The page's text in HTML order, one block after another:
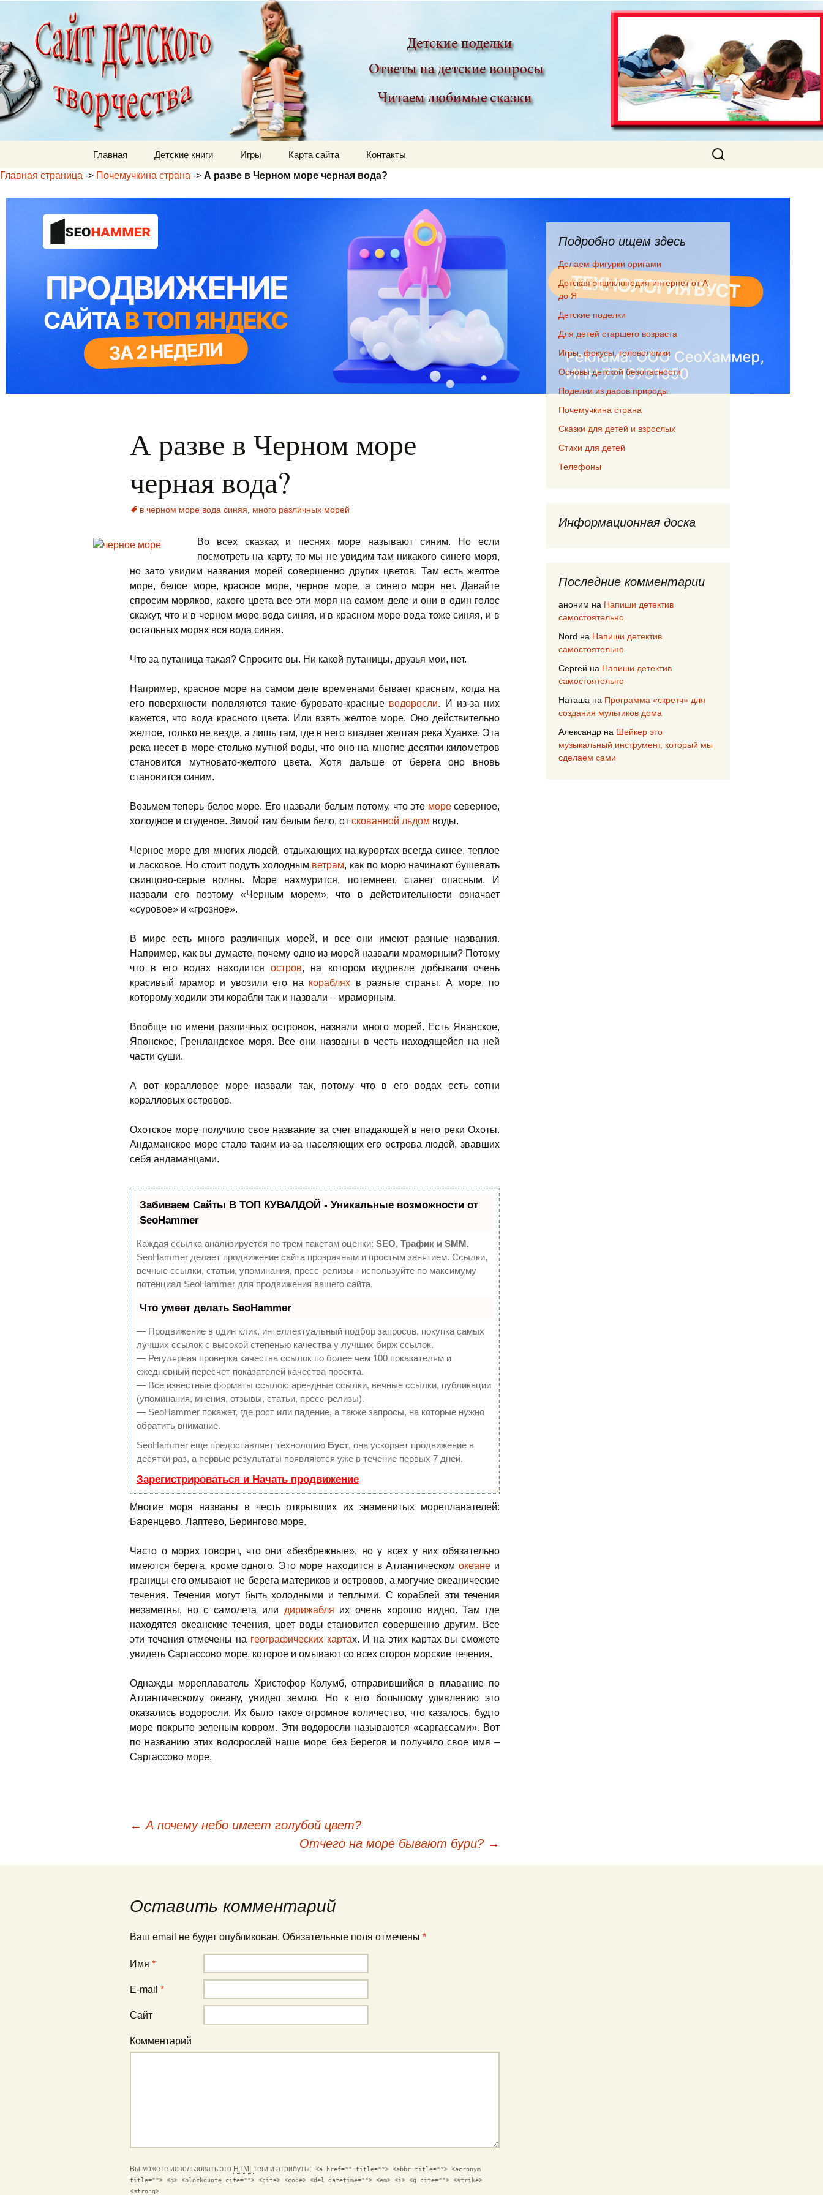
Детский мир
Главная Детские книги Игры Карта сайта Контакты
Искать:
Главная страница -> Почемучкина страна -> А разве в Черном море черная вода?
А разве в Черном море
черная вода?
в черном море вода синяя много различных морей
Во всех сказках и песнях море называют синим. Но если
посмотреть на карту, то мы не увидим там никакого синего моря,
но зато увидим названия морей совершенно других цветов. Там есть желтое
море, белое море, красное море, черное море, а синего моря нет. Давайте
спросим моряков, какого цвета все эти моря на самом деле и они в один голос
скажут, что и в черном море вода синяя, и в красном море вода тоже синяя, и в
остальных морях вся вода синяя.
Что за путаница такая? Спросите вы. Ни какой путаницы, друзья мои, нет.
Например, красное море на самом деле временами бывает красным, когда на
его поверхности появляются такие буровато-красные водоросли. И из-за них
кажется, что вода красного цвета. Или взять желтое море. Оно действительно
желтое, только не везде, а лишь там, где в него впадает желтая река Хуанхе. Эта
река несет в море столько мутной воды, что оно на многие десятки километров
становится мутновато-желтого цвета. Хотя дальше от берега оно вновь
становится синим.
Возьмем теперь белое море. Его назвали белым потому, что это моресеверное,
холодное и студеное. Зимой там белым бело, от скованной льдом воды.
Черное море для многих людей, отдыхающих на курортах всегда синее, теплое
и ласковое. Но стоит подуть холодным ветрам, как по морю начинают бушевать
свинцово-серые волны. Море нахмурится, потемнеет, станет опасным. И
назвали его поэтому «Черным морем», что в действительности означает
«суровое» и «грозное».
В мире есть много различных морей, и все они имеют разные названия.
Например, как вы думаете, почему одно из морей назвали мраморным? Потому
что в его водах находится остров, на котором издревле добывали очень
красивый мрамор и увозили его на кораблях в разные страны. А море, по
которому ходили эти корабли так и назвали – мраморным.
Вообще по имени различных островов, назвали много морей. Есть Яванское,
Японское, Гренландское моря. Все они названы в честь находящейся на ней
части суши.
А вот коралловое море назвали так, потому что в его водах есть сотни
коралловых островов.
Охотское море получило свое название за счет впадающей в него реки Охоты.
Андаманское море стало таким из-за населяющих его острова людей, звавших
себя андаманцами.
Забиваем Сайты В ТОП КУВАЛДОЙ - Уникальные возможности от
SeoHammer
Каждая ссылка анализируется по трем пакетам оценки: SEO, Трафик и SMM.
SeoHammer делает продвижение сайта прозрачным и простым занятием. Ссылки,
вечные ссылки, статьи, упоминания, пресс-релизы - используйте по максимуму
потенциал SeoHammer для продвижения вашего сайта.
Что умеет делать SeoHammer
— Продвижение в один клик, интеллектуальный подбор запросов, покупка самых
лучших ссылок с высокой степенью качества у лучших бирж ссылок.
— Регулярная проверка качества ссылок по более чем 100 показателям и
ежедневный пересчет показателей качества проекта.
— Все известные форматы ссылок: арендные ссылки, вечные ссылки, публикации
(упоминания, мнения, отзывы, статьи, пресс-релизы).
— SeoHammer покажет, где рост или падение, а также запросы, на которые нужно
обратить внимание.
SeoHammer еще предоставляет технологию Буст, она ускоряет продвижение в
десятки раз, а первые результаты появляются уже в течение первых 7 дней.
Зарегистрироваться и Начать продвижение
Многие моря названы в честь открывших их знаменитых мореплавателей:
Баренцево, Лаптево, Берингово море.
Часто о морях говорят, что они «безбрежные», но у всех у них обязательно
имеются берега, кроме одного. Это море находится в Атлантическомокеане и
границы его омывают не берега материков и островов, а могучие океанические
течения. Течения могут быть холодными и теплыми. С кораблей эти течения
незаметны, но с самолета или дирижабля их очень хорошо видно. Там где
находятся океанские течения, цвет воды становится совершенно другим. Все
эти течения отмечены на географических картах. И на этих картах вы сможете
увидеть Саргассово море, которое и омывают со всех сторон морские течения.
Однажды мореплаватель Христофор Колумб, отправившийся в плавание по
Атлантическому океану, увидел землю. Но к его большому удивлению это
оказались водоросли. Их было такое огромное количество, что казалось, будто
море покрыто зеленым ковром. Эти водоросли называются «саргассами». Вот
по названию этих водорослей наше море без берегов и получило свое имя –
Саргассово море.
Навигация по публикации
← А почему небо имеет голубой цвет?
Отчего на море бывают бури? →
Оставить комментарий
Ваш email не будет опубликован. Обязательные поля отмечены *
Имя *
E-mail *
Сайт
Комментарий
Вы можете использовать это HTMLтеги и атрибуты: <a href="" title=""> <abbr title=""> <acronym
title=""> <b> <blockquote cite=""> <cite> <code> <del datetime=""> <em> <i> <q cite=""> <strike>
<strong>
Подробно ищем здесь
Делаем фигурки оригами
Детская энциклопедия интернет от А
до Я
Детские поделки
Для детей старшего возраста
Игры, фокусы, головоломки
Основы детской безопасности
Поделки из даров природы
Почемучкина страна
Сказки для детей и взрослых
Стихи для детей
Телефоны
Информационная доска
Последние комментарии
аноним на Напиши детектив
самостоятельно
Nord на Напиши детектив
самостоятельно
Сергей на Напиши детектив
самостоятельно
Наташа на Программа «скретч» для
создания мультиков дома
Александр на Шейкер это
музыкальный инструмент, который мы
сделаем сами